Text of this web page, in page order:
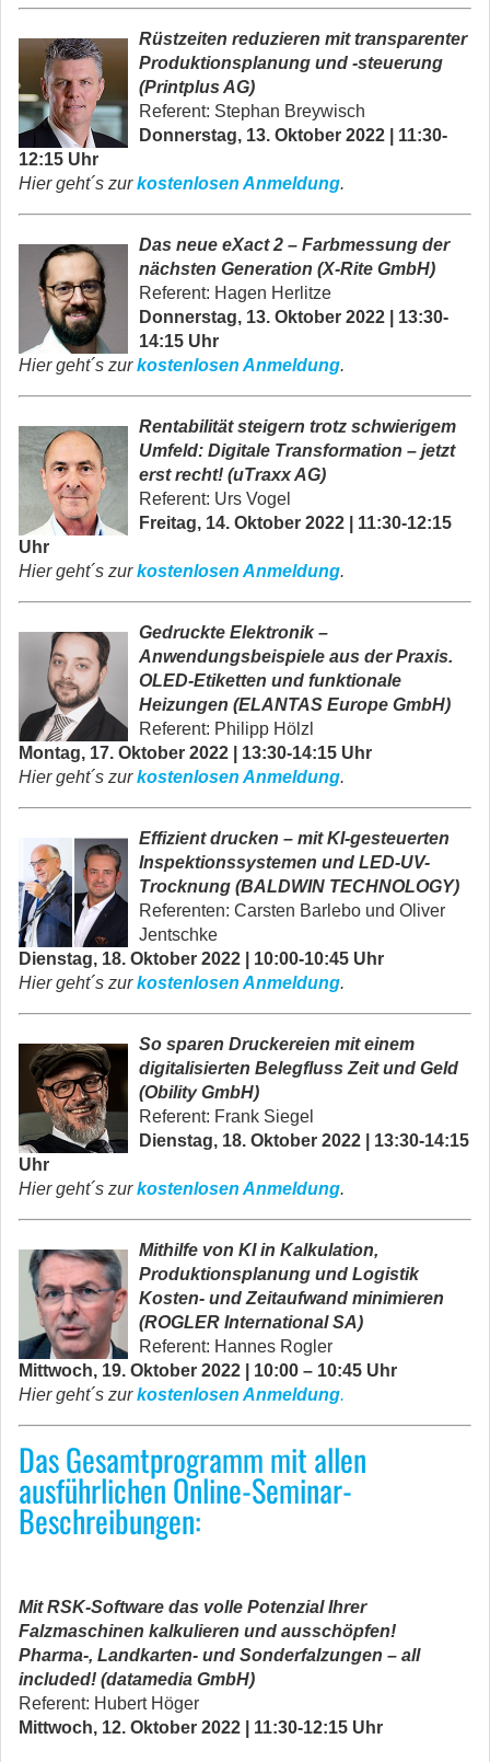
Rüstzeiten reduzieren mit transparenter
Produktionsplanung und -steuerung
(Printplus AG)
Referent: Stephan Breywisch
Donnerstag, 13. Oktober 2022 | 11:30-
12:15 Uhr
Hier geht´s zurkostenlosen Anmeldung.
Das neue eXact 2 – Farbmessung der
nächsten Generation (X-Rite GmbH)
Referent: Hagen Herlitze
Donnerstag, 13. Oktober 2022 | 13:30-
14:15 Uhr
Hier geht´s zurkostenlosen Anmeldung.
Rentabilität steigern trotz schwierigem
Umfeld: Digitale Transformation – jetzt
erst recht! (uTraxx AG)
Referent: Urs Vogel
Freitag, 14. Oktober 2022 | 11:30-12:15
Uhr
Hier geht´s zurkostenlosen Anmeldung.
Gedruckte Elektronik –
Anwendungsbeispiele aus der Praxis.
OLED-Etiketten und funktionale
Heizungen (ELANTAS Europe GmbH)
Referent: Philipp Hölzl
Montag, 17. Oktober 2022 | 13:30-14:15 Uhr
Hier geht´s zurkostenlosen Anmeldung.
Effizient drucken – mit KI-gesteuerten
Inspektionssystemen und LED-UV-
Trocknung (BALDWIN TECHNOLOGY)
Referenten: Carsten Barlebo und Oliver
Jentschke
Dienstag, 18. Oktober 2022 | 10:00-10:45 Uhr
Hier geht´s zurkostenlosen Anmeldung.
So sparen Druckereien mit einem
digitalisierten Belegfluss Zeit und Geld
(Obility GmbH)
Referent: Frank Siegel
Dienstag, 18. Oktober 2022 | 13:30-14:15
Uhr
Hier geht´s zurkostenlosen Anmeldung.
Mithilfe von KI in Kalkulation,
Produktionsplanung und Logistik
Kosten- und Zeitaufwand minimieren
(ROGLER International SA)
Referent: Hannes Rogler
Mittwoch, 19. Oktober 2022 | 10:00 – 10:45 Uhr
Hier geht´s zurkostenlosen Anmeldung.
Das Gesamtprogramm mit allen
ausführlichen Online-Seminar-
Beschreibungen:
Mit RSK-Software das volle Potenzial Ihrer
Falzmaschinen kalkulieren und ausschöpfen!
Pharma-, Landkarten- und Sonderfalzungen – all
included! (datamedia GmbH)
Referent: Hubert Höger
Mittwoch, 12. Oktober 2022 | 11:30-12:15 Uhr